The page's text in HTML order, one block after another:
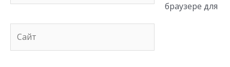
браузере для